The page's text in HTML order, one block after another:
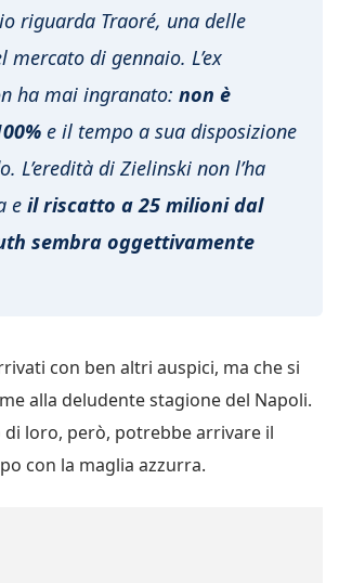
riguarda Traoré, una delle
mercato di gennaio. L’ex
ha mai ingranato: non è
e il tempo a sua disposizione
L’eredità di Zielinski non l’ha
e il riscatto a 25 milioni dal
sembra oggettivamente
con ben altri auspici, ma che si
alla deludente stagione del Napoli.
di loro, però, potrebbe arrivare il
con la maglia azzurra.